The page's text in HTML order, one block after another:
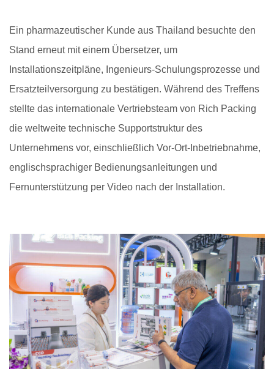
Ein pharmazeutischer Kunde aus Thailand besuchte den
Stand erneut mit einem Übersetzer, um
Installationszeitpläne, Ingenieurs-Schulungsprozesse und
Ersatzteilversorgung zu bestätigen. Während des Treffens
stellte das internationale Vertriebsteam von Rich Packing
die weltweite technische Supportstruktur des
Unternehmens vor, einschließlich Vor-Ort-Inbetriebnahme,
englischsprachiger Bedienungsanleitungen und
Fernunterstützung per Video nach der Installation.